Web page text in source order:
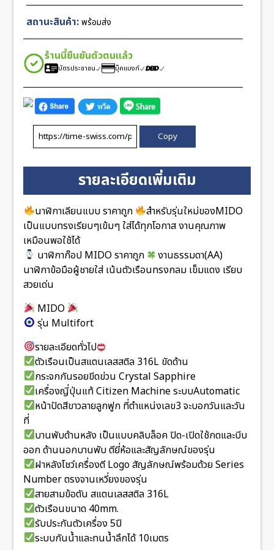
สถานะสินค้า:พร้อมส่ง
ร้านนี้ยืนยันตัวตนแล้ว
บัตรประชาชน บุ๊คแบงก์
Copy
รายละเอียดเพิ่มเติม
นาฬิกาเลียนแบบ ราคาถูก
สำหรับรุ่นใหม่ของMIDO
เป็นแบบทรงเรียบๆเข้มๆ ใส่ได้ทุกโอกาส งานคุณภาพ
เหมือนพอใช้ได้
นาฬิกาก๊อป MIDO ราคาถูก
งานธรรมดา(AA)
นาฬิกาข้อมือผู้ชายใส่ เน้นตัวเรือนทรงกลม เข็มแดง เรียบ
สวยเด่น
MIDO
รุ่น Multifort
รายละเอียดทั่วไป
ตัวเรือนเป็นสแตนเลสสติล 316L ขัดด้าน
กระจกกันรอยขีดข่วน Crystal Sapphire
เครื่องญี่ปุ่นแท้ Citizen Machine ระบบAutomatic
หน้าปัดสีขาวลายลูกฟูก ที่ตำแหน่งเลข3 จะบอกวันและวัน
ที่
บานพับด้านหลัง เป็นแบบคลิบล็อค ปิด-เปิดใช้กดและบีบ
ออก ด้านนอกบานพับ ตียี่ห้อและสัญลักษณ์ของรุ่น
ฝาหลังโชว์เครื่องตี Logo สัญลักษณ์พร้อมด้วย Series
Number ตรงจานเหวี่ยงของรุ่น
สายสามข้อตัน สแตนเลสสติล 316L
ตัวเรือนขนาด 40mm.
รับประกันตัวเครื่อง 5ปี
ระบบกันน้ำและทนน้ำลึกได้ 10เมตร